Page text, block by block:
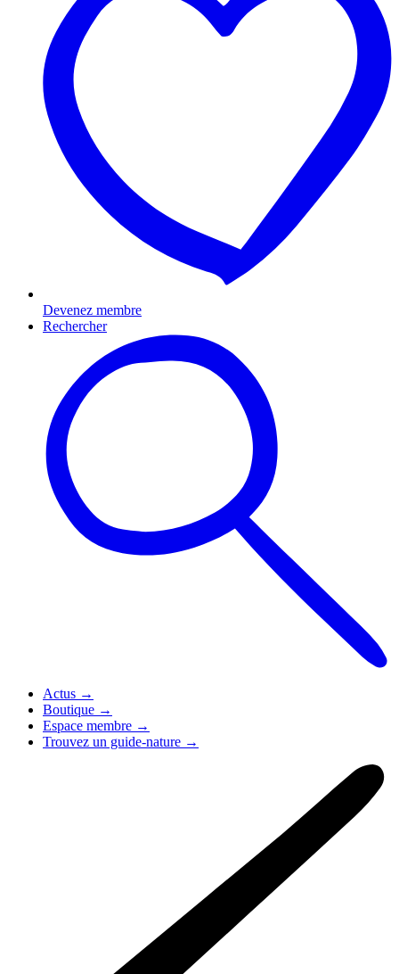
Devenez membre
Rechercher
Actus →
Boutique →
Espace membre →
Trouvez un guide-nature →